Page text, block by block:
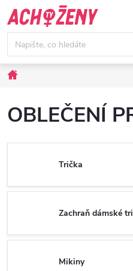
Přejít
na
obsah
OBLEČENÍ
Trička
Zachraň dámské
Mikiny